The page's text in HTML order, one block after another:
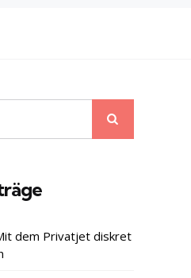
dem Privatjet diskret